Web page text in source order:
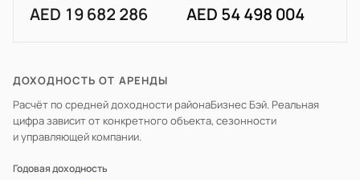
AED 19 682 286 AED 54 498 004
ДОХОДНОСТЬ ОТ АРЕНДЫ
Расчёт по средней доходности районаБизнес Бэй. Реальная
цифра зависит от конкретного объекта, сезонности
и управляющей компании.
Годовая доходность